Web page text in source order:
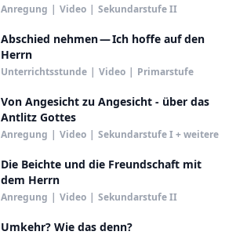
Anregung | Video | Sekundarstufe II
Abschied nehmen — Ich hoffe auf den
Herrn
Unterrichtsstunde | Video | Primarstufe
Von Angesicht zu Angesicht - über das
Antlitz Gottes
Anregung | Video | Sekundarstufe I + weitere
Die Beichte und die Freundschaft mit
dem Herrn
Anregung | Video | Sekundarstufe II
Umkehr? Wie das denn?